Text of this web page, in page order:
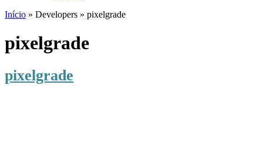
Início » Developers » pixelgrade
pixelgrade
pixelgrade